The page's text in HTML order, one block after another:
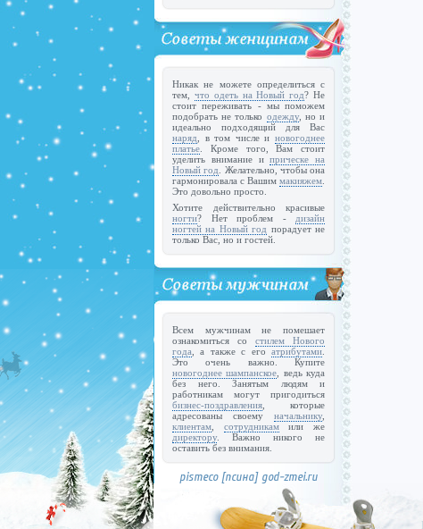
Никак не можете определиться с
тем, что одеть на Новый год? Не
стоит переживать - мы поможем
подобрать не только одежду, но и
идеально подходящий для Вас
наряд , в том числе и новогоднее
платье . Кроме того, Вам стоит
уделить внимание иприческе на
Новый год
. Желательно, чтобы она
гармонировала с Вашим макияжем
Это довольно просто.
Хотите действительно красивые
ногти? Нет проблем - дизайн
ногтей на Новый год порадует не
только Вас, но и гостей.
Всем мужчинам не помешает
ознакомиться со стилем Нового
года , а также с его атрибутами
Это очень важно. Купите
новогоднее шампанское , ведь куда
без него. Занятым людям и
работникам могут пригодиться
бизнес-поздравления , которые
адресованы своему начальнику,
клиентам
сотрудникамили же
директору. Важно никого не
оставить без внимания.